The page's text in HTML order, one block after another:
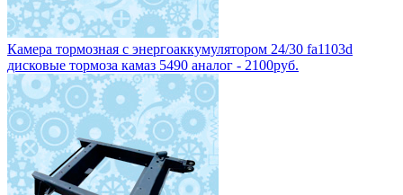
Камера тормозная с энергоаккумулятором 24/30 fa1103d
дисковые тормоза камаз 5490 аналог - 2100руб.